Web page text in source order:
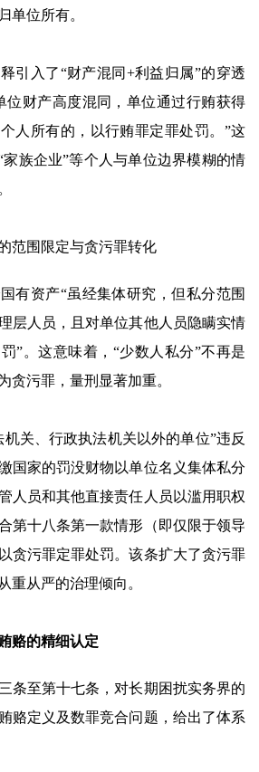
单位所有。
引入了“财产混同+利益归属”的穿透
位财产高度混同，单位通过行贿获得
人所有的，以行贿罪定罪处罚。”这
家族企业”等个人与单位边界模糊的情
范围限定与贪污罪转化
有资产“虽经集体研究，但私分范围
层人员，且对单位其他人员隐瞒实情
”。这意味着，“少数人私分”不再是
贪污罪，量刑显著加重。
关、行政执法机关以外的单位”违反
国家的罚没财物以单位名义集体私分
人员和其他直接责任人员以滥用职权
第十八条第一款情形（即仅限于领导
贪污罪定罪处罚。该条扩大了贪污罪
重从严的治理倾向。
赂的精细认定
条至第十七条，对长期困扰实务界的
赂定义及数罪竞合问题，给出了体系